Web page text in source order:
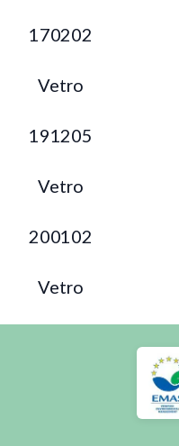
170202
Vetro
191205
Vetro
200102
Vetro